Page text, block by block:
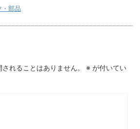
・部品
れることはありません。 ※ が付いてい